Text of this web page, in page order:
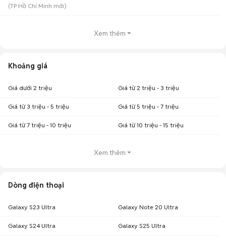
(TP Hồ Chí Minh mới)
Xem thêm
Khoảng giá
Giá dưới 2 triệu Giá từ 2 triệu - 3 triệu
Giá từ 3 triệu - 5 triệu Giá từ 5 triệu - 7 triệu
Giá từ 7 triệu - 10 triệu Giá từ 10 triệu - 15 triệu
Xem thêm
Dòng điện thoại
Galaxy S23 Ultra Galaxy Note 20 Ultra
Galaxy S24 Ultra Galaxy S25 Ultra